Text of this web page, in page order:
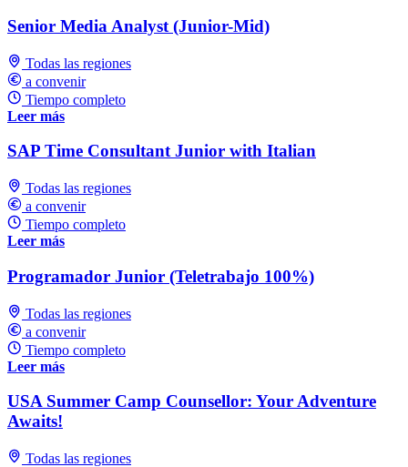
Senior Media Analyst (Junior-Mid)
Todas las regiones
a convenir
Tiempo completo
Leer más
SAP Time Consultant Junior with Italian
Todas las regiones
a convenir
Tiempo completo
Leer más
Programador Junior (Teletrabajo 100%)
Todas las regiones
a convenir
Tiempo completo
Leer más
USA Summer Camp Counsellor: Your Adventure
Awaits!
Todas las regiones